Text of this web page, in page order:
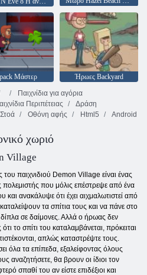
Μάστερ
Ήρωες Backyard
Παιχνίδια για αγόρια
Περιπέτειας
Δράση
Στοά Οθόνη αφής Html5 Android
χωριό
Village
παιχνιδιού Demon Village είναι ένας
πολεμιστής που μόλις επέστρεψε από ένα
και ανακάλυψε ότι έχει αιχμαλωτιστεί από
τα σπίτια τους και να πάνε στο
δίπλα σε δαίμονες. Αλλά ο ήρωας δεν
το σπίτι του καταλαμβάνεται, πρόκειται
απλώς καταστρέψτε τους.
όλα τα επίπεδα, εξαλείφοντας όλους
αναζητήσετε, θα βρουν οι ίδιοι τον
σπαθί του αν είστε επιδέξιοι και